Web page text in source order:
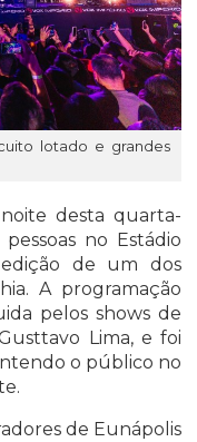
lotado e grandes
desta quarta-
no Estádio
de um dos
A programação
pelos shows de
Lima, e foi
o público no
de Eunápolis